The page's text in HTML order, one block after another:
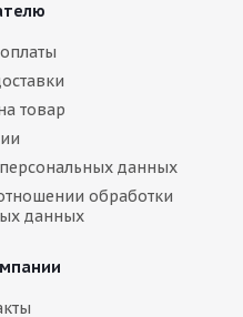
товар
данных
обработки
данных